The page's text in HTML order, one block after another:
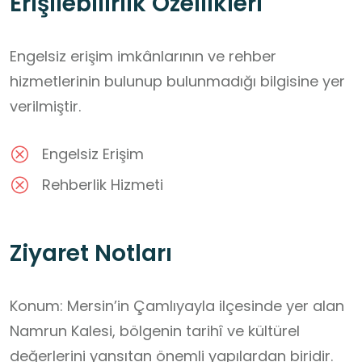
Engelsiz erişim imkânlarının ve rehber
hizmetlerinin bulunup bulunmadığı bilgisine yer
verilmiştir.
Engelsiz Erişim
Rehberlik Hizmeti
Ziyaret Notları
Konum: Mersin’in Çamlıyayla ilçesinde yer alan
Namrun Kalesi, bölgenin tarihî ve kültürel
değerlerini yansıtan önemli yapılardan biridir.